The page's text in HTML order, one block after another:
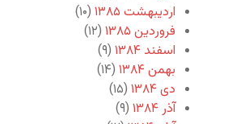
اردیبهشت ۱۳۸۵
(۱۰)
فروردین ۱۳۸۵
(۱۲)
اسفند ۱۳۸۴
(۹)
بهمن ۱۳۸۴
(۱۴)
دی ۱۳۸۴
(۱۵)
آذر ۱۳۸۴
(۹)